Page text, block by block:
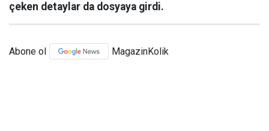
çeken detaylar da dosyaya girdi.
Abone ol MagazinKolik